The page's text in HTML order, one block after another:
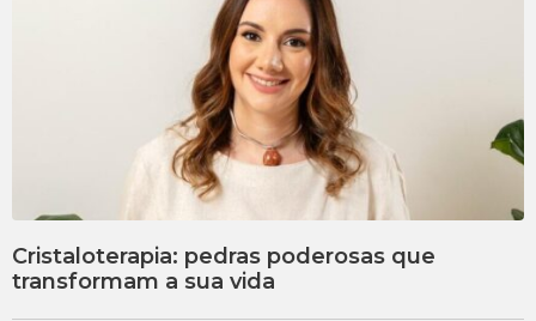
Cristaloterapia: pedras poderosas que
transformam a sua vida